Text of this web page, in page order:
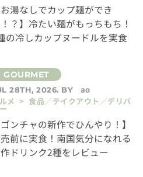
お湯なしでカップ麺ができ
？】冷たい麺がもっちもち！
の冷しカップヌードルを実食
28TH, 2026. BY
ao
メ > 食品／テイクアウト／デリバ
ゴンチャの新作でひんやり！】
前に実食！南国気分になれる
ドリンク2種をレビュー